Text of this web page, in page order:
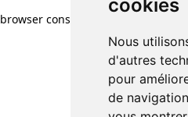
cookies
Nous
d'autres
pour
de
browser console for more